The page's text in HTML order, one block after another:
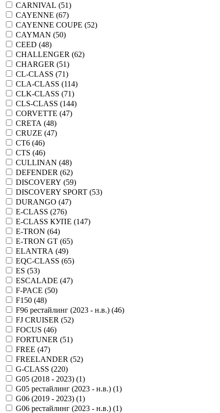
CARNIVAL (51)
CAYENNE (67)
CAYENNE COUPE (52)
CAYMAN (50)
CEED (48)
CHALLENGER (62)
CHARGER (51)
CL-CLASS (71)
CLA-CLASS (114)
CLK-CLASS (71)
CLS-CLASS (144)
CORVETTE (47)
CRETA (48)
CRUZE (47)
CT6 (46)
CTS (46)
CULLINAN (48)
DEFENDER (62)
DISCOVERY (59)
DISCOVERY SPORT (53)
DURANGO (47)
E-CLASS (276)
E-CLASS КУПЕ (147)
E-TRON (64)
E-TRON GT (65)
ELANTRA (49)
EQC-CLASS (65)
ES (53)
ESCALADE (47)
F-PACE (50)
F150 (48)
F96 рестайлинг (2023 - н.в.) (46)
FJ CRUISER (52)
FOCUS (46)
FORTUNER (51)
FREE (47)
FREELANDER (52)
G-CLASS (220)
G05 (2018 - 2023) (1)
G05 рестайлинг (2023 - н.в.) (1)
G06 (2019 - 2023) (1)
G06 рестайлинг (2023 - н.в.) (1)